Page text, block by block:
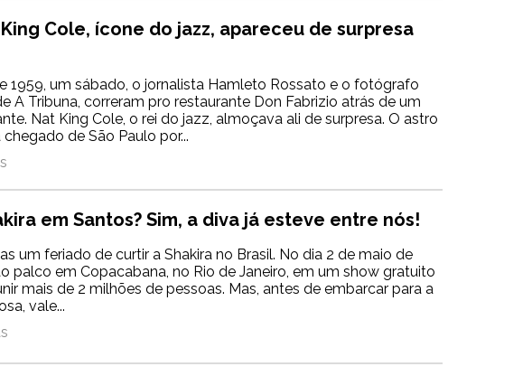
Cole, ícone do jazz, apareceu de surpresa
1959, um sábado, o jornalista Hamleto Rossato e o fotógrafo
A Tribuna, correram pro restaurante Don Fabrizio atrás de um
Nat King Cole, o rei do jazz, almoçava ali de surpresa. O astro
de São Paulo por...
em Santos? Sim, a diva já esteve entre nós!
um feriado de curtir a Shakira no Brasil. No dia 2 de maio de
palco em Copacabana, no Rio de Janeiro, em um show gratuito
mais de 2 milhões de pessoas. Mas, antes de embarcar para a
vale...